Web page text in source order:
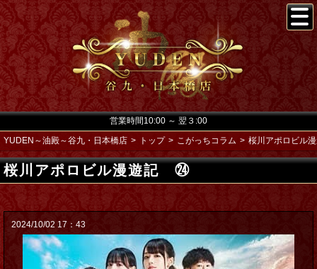
営業時間10:00 ～ 翌３:00
YUDEN～油殿～谷九・日本橋店
トップ こがっちコラム 桜川アポロビル
桜川アポロビル漫遊記 ㉔
2024/10/02 17：43